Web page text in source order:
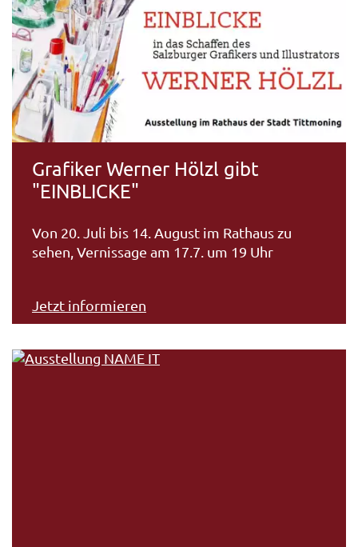
Grafiker Werner Hölzl gibt
"EINBLICKE"
Von 20. Juli bis 14. August im Rathaus zu
sehen, Vernissage am 17.7. um 19 Uhr
Jetzt informieren